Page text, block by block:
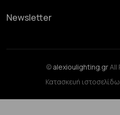
Newsletter
© alexioulighting.grAll
Κατασκευή